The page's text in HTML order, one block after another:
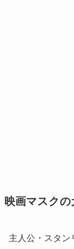
映画マスク
主人公・スタン